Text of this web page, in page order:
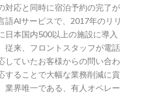
対応と同時に宿泊予約の完了が
語AIサービスで、2017年のリリ
日本国内500以上の施設に導入
従来、フロントスタッフが電話
していたお客様からの問い合わ
することで大幅な業務削減に貢
業界唯一である、有人オペレー